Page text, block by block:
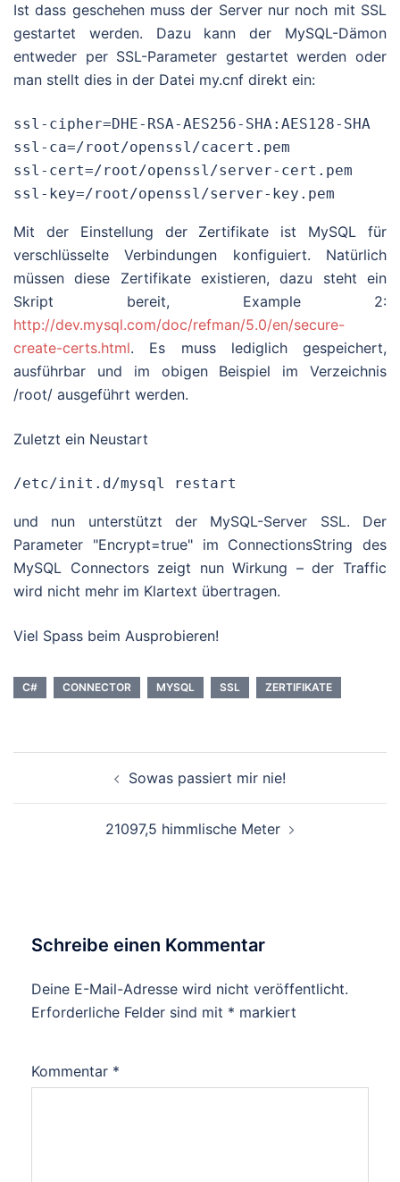
Ist dass geschehen muss der Server nur noch mit SSL
gestartet werden. Dazu kann der MySQL-Dämon
entweder per SSL-Parameter gestartet werden oder
man stellt dies in der Datei my.cnf direkt ein:
ssl-cipher=DHE-RSA-AES256-SHA:AES128-SHA
ssl-ca=/root/openssl/cacert.pem
ssl-cert=/root/openssl/server-cert.pem
ssl-key=/root/openssl/server-key.pem
Mit der Einstellung der Zertifikate ist MySQL für
verschlüsselte Verbindungen konfiguiert. Natürlich
müssen diese Zertifikate existieren, dazu steht ein
Skript bereit, Example 2:
http://dev.mysql.com/doc/refman/5.0/en/secure-
create-certs.html. Es muss lediglich gespeichert,
ausführbar und im obigen Beispiel im Verzeichnis
/root/ ausgeführt werden.
Zuletzt ein Neustart
/etc/init.d/mysql restart
und nun unterstützt der MySQL-Server SSL. Der
Parameter "Encrypt=true" im ConnectionsString des
MySQL Connectors zeigt nun Wirkung – der Traffic
wird nicht mehr im Klartext übertragen.
Viel Spass beim Ausprobieren!
C# CONNECTOR MYSQL SSL ZERTIFIKATE
Sowas passiert mir nie!
21097,5 himmlische Meter
Schreibe einen Kommentar
Deine E-Mail-Adresse wird nicht veröffentlicht.
Erforderliche Felder sind mit * markiert
Kommentar *
Alternative: